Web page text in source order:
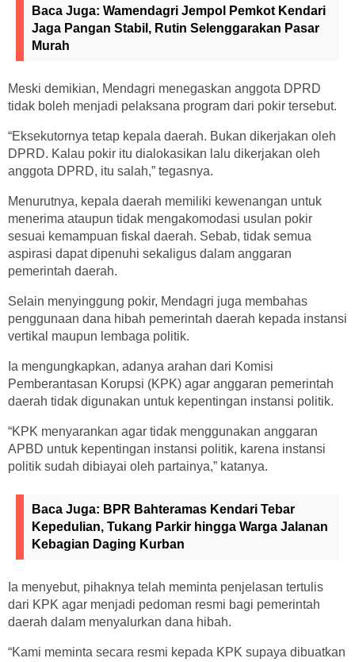
Baca Juga: Wamendagri Jempol Pemkot Kendari
Jaga Pangan Stabil, Rutin Selenggarakan Pasar
Murah
Meski demikian, Mendagri menegaskan anggota DPRD
tidak boleh menjadi pelaksana program dari pokir tersebut.
“Eksekutornya tetap kepala daerah. Bukan dikerjakan oleh
DPRD. Kalau pokir itu dialokasikan lalu dikerjakan oleh
anggota DPRD, itu salah,” tegasnya.
Menurutnya, kepala daerah memiliki kewenangan untuk
menerima ataupun tidak mengakomodasi usulan pokir
sesuai kemampuan fiskal daerah. Sebab, tidak semua
aspirasi dapat dipenuhi sekaligus dalam anggaran
pemerintah daerah.
Selain menyinggung pokir, Mendagri juga membahas
penggunaan dana hibah pemerintah daerah kepada instansi
vertikal maupun lembaga politik.
Ia mengungkapkan, adanya arahan dari Komisi
Pemberantasan Korupsi (KPK) agar anggaran pemerintah
daerah tidak digunakan untuk kepentingan instansi politik.
“KPK menyarankan agar tidak menggunakan anggaran
APBD untuk kepentingan instansi politik, karena instansi
politik sudah dibiayai oleh partainya,” katanya.
Baca Juga: BPR Bahteramas Kendari Tebar
Kepedulian, Tukang Parkir hingga Warga Jalanan
Kebagian Daging Kurban
Ia menyebut, pihaknya telah meminta penjelasan tertulis
dari KPK agar menjadi pedoman resmi bagi pemerintah
daerah dalam menyalurkan dana hibah.
“Kami meminta secara resmi kepada KPK supaya dibuatkan